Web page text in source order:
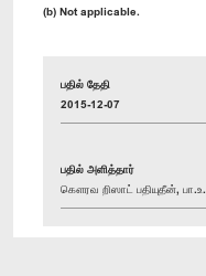
(b) Not applicable.
பதில் தேதி
2015-12-07
பதில் அளித்தார்
கௌரவ றிஸாட் பதியுதீன், பா.உ.